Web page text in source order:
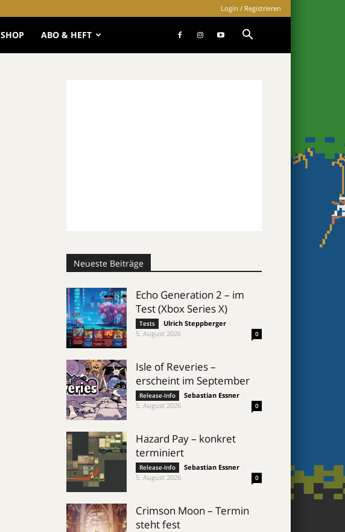
Login / Registrieren
SHOP ABO & HEFT
Neueste Beiträge
Echo Generation 2 – im
Test (Xbox Series X)
Tests Ulrich Steppberger
5. August 2026
0
Isle of Reveries –
erscheint im September
Release-Info Sebastian Essner
5. August 2026
0
Hazard Pay – konkret
terminiert
Release-Info Sebastian Essner
5. August 2026
0
Crimson Moon – Termin
steht fest